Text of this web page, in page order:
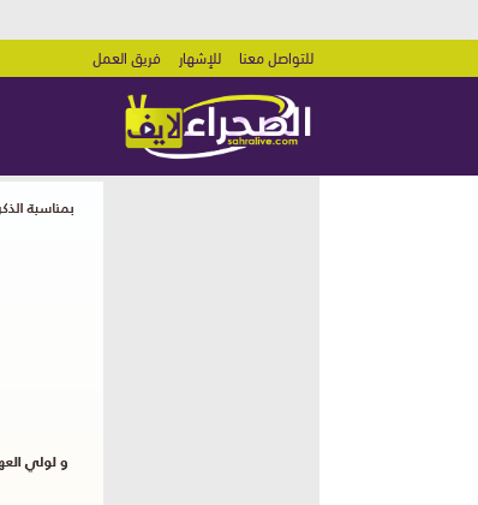
للتواصل معنا للإشهار فريق العمل